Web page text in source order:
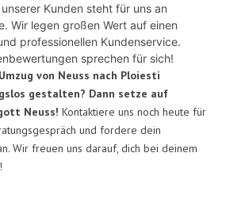
Kunden steht für uns an
Wir legen großen Wert auf einen
professionellen Kundenservice.
sprechen für sich!
von Neuss nach Ploiesti
gestalten? Dann setze auf
Neuss! Kontaktiere uns noch heute für
und fordere dein
Wir freuen uns darauf, dich bei deinem